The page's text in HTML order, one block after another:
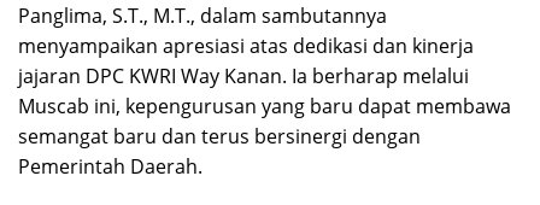
Panglima, S.T., M.T., dalam sambutannya
menyampaikan apresiasi atas dedikasi dan kinerja
jajaran DPC KWRI Way Kanan. Ia berharap melalui
Muscab ini, kepengurusan yang baru dapat membawa
semangat baru dan terus bersinergi dengan
Pemerintah Daerah.